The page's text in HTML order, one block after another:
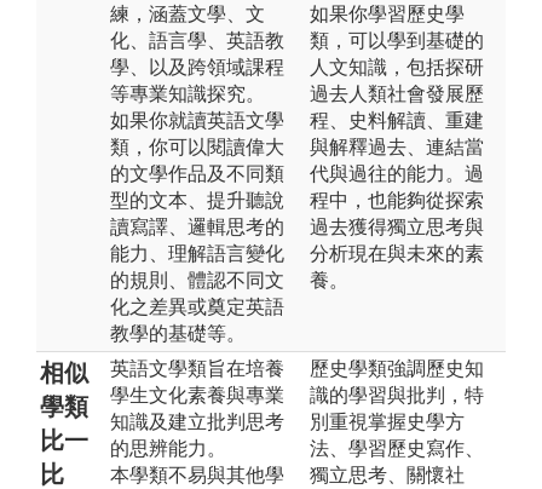
練，涵蓋文學、文
化、語言學、英語教
學、以及跨領域課程
等專業知識探究。
如果你就讀英語文學
類，你可以閱讀偉大
的文學作品及不同類
型的文本、提升聽說
讀寫譯、邏輯思考的
能力、理解語言變化
的規則、體認不同文
化之差異或奠定英語
教學的基礎等。
如果你學習歷史學
類，可以學到基礎的
人文知識，包括探研
過去人類社會發展歷
程、史料解讀、重建
與解釋過去、連結當
代與過往的能力。過
程中，也能夠從探索
過去獲得獨立思考與
分析現在與未來的素
養。
相似
學類
比一
比
英語文學類旨在培養
學生文化素養與專業
知識及建立批判思考
的思辨能力。
本學類不易與其他學
歷史學類強調歷史知
識的學習與批判，特
別重視掌握史學方
法、學習歷史寫作、
獨立思考、關懷社